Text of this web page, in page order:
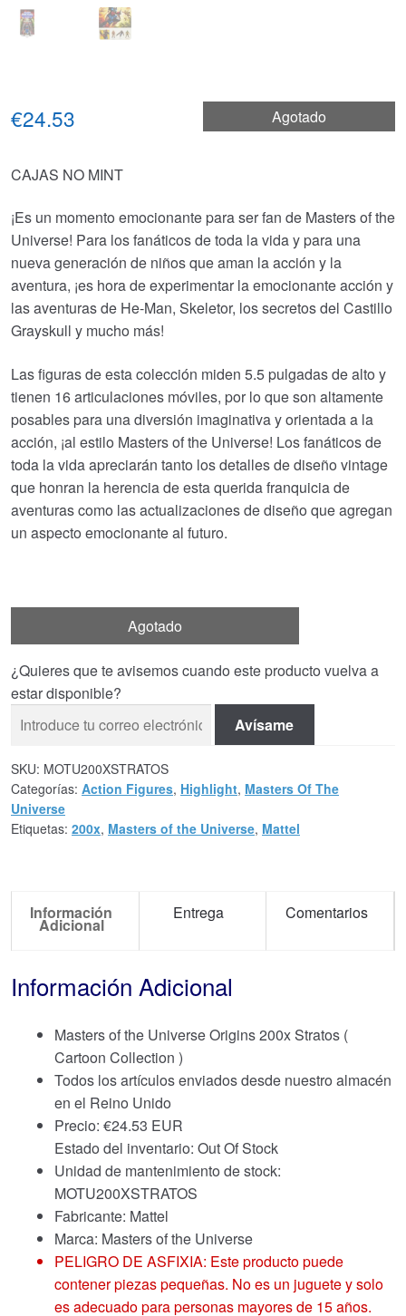
Agotado
€24.53
CAJAS NO MINT
¡Es un momento emocionante para ser fan de Masters of the
Universe! Para los fanáticos de toda la vida y para una
nueva generación de niños que aman la acción y la
aventura, ¡es hora de experimentar la emocionante acción y
las aventuras de He-Man, Skeletor, los secretos del Castillo
Grayskull y mucho más!
Las figuras de esta colección miden 5.5 pulgadas de alto y
tienen 16 articulaciones móviles, por lo que son altamente
posables para una diversión imaginativa y orientada a la
acción, ¡al estilo Masters of the Universe! Los fanáticos de
toda la vida apreciarán tanto los detalles de diseño vintage
que honran la herencia de esta querida franquicia de
aventuras como las actualizaciones de diseño que agregan
un aspecto emocionante al futuro.
Agotado
¿Quieres que te avisemos cuando este producto vuelva a
estar disponible?
Avísame
SKU: MOTU200XSTRATOS
Categorías: Action Figures, Highlight, Masters Of The
Universe
Etiquetas: 200x, Masters of the Universe, Mattel
Información
Adicional
Entrega Comentarios
Información Adicional
Masters of the Universe Origins 200x Stratos (
Cartoon Collection )
Todos los artículos enviados desde nuestro almacén
en el Reino Unido
Precio: €24.53 EUR
Estado del inventario: Out Of Stock
Unidad de mantenimiento de stock:
MOTU200XSTRATOS
Fabricante: Mattel
Marca: Masters of the Universe
PELIGRO DE ASFIXIA: Este producto puede
contener piezas pequeñas. No es un juguete y solo
es adecuado para personas mayores de 15 años.